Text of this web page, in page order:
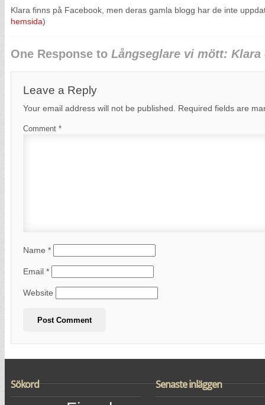
Klara finns på Facebook, men deras gamla blogg har de inte
hemsida)
One Response to Långseglare vi mött:
Leave a Reply
Your email address will not be published. Required fields are
Comment *
Name *
Email *
Website
Sökord Senaste inläggen